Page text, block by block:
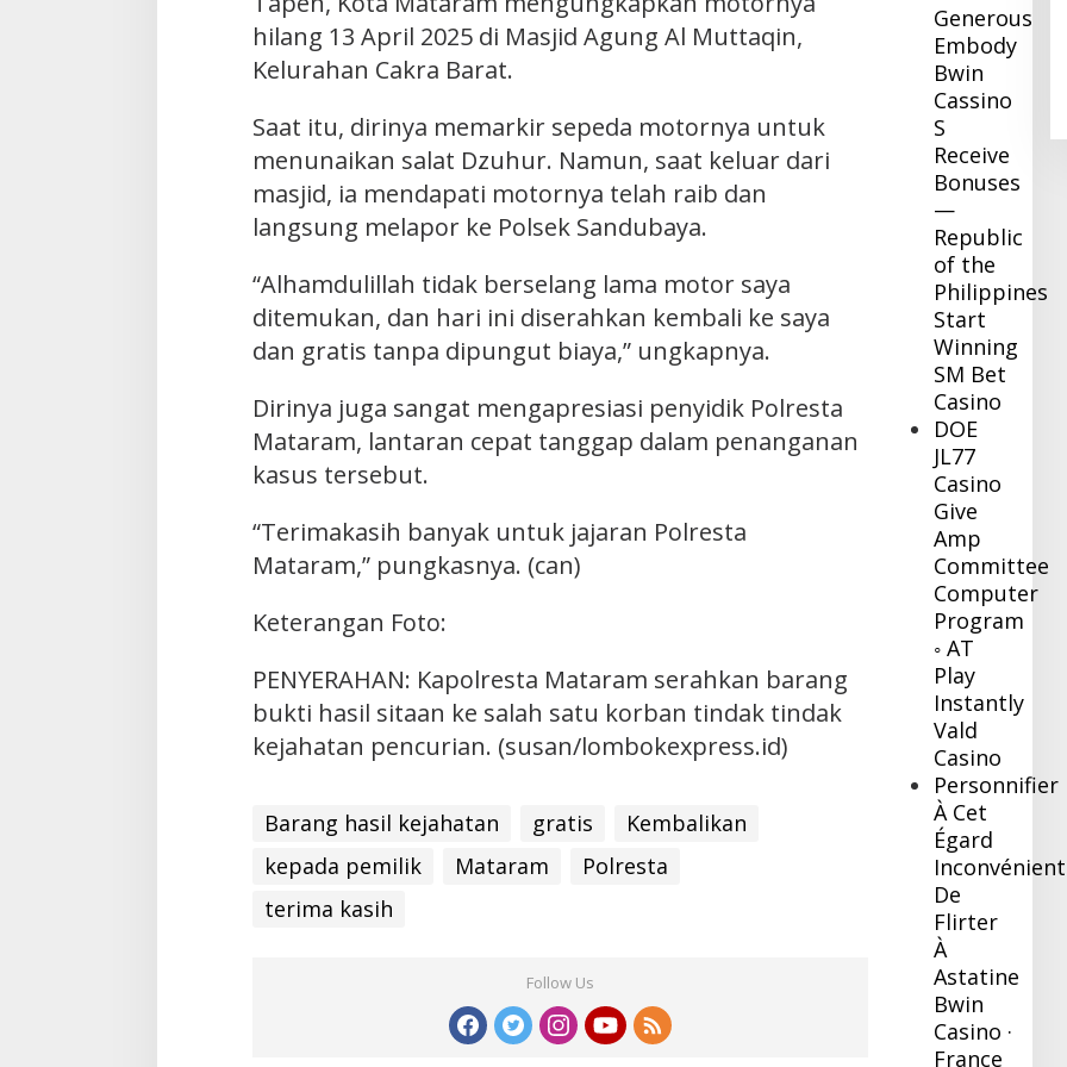
hilang 13 April 2025 di Masjid Agung Al Muttaqin,
Kelurahan Cakra Barat.
Saat itu, dirinya memarkir sepeda motornya untuk
menunaikan salat Dzuhur. Namun, saat keluar dari
masjid, ia mendapati motornya telah raib dan
langsung melapor ke Polsek Sandubaya.
“Alhamdulillah tidak berselang lama motor saya
ditemukan, dan hari ini diserahkan kembali ke saya
dan gratis tanpa dipungut biaya,” ungkapnya.
Dirinya juga sangat mengapresiasi penyidik Polresta
Mataram, lantaran cepat tanggap dalam penanganan
kasus tersebut.
“Terimakasih banyak untuk jajaran Polresta
Mataram,” pungkasnya. (can)
Keterangan Foto:
PENYERAHAN: Kapolresta Mataram serahkan barang
bukti hasil sitaan ke salah satu korban tindak tindak
kejahatan pencurian. (susan/lombokexpress.id)
Barang hasil kejahatan gratis
Kembalikan
kepada pemilik
Mataram
Polresta
terima kasih
Follow Us
Generous
Embody
Bwin
Cassino
S
Receive
Bonuses
—
Republic
of the
Philippines
Start
Winning
SM Bet
Casino
DOE
JL77
Casino
Give
Amp
Committee
Computer
Program
◦ AT
Play
Instantly
Vald
Casino
Personnifier
À Cet
Égard
Inconvénient
De
Flirter
À
Astatine
Bwin
Casino ·
France
Pj Bupati Inhil Sambangi BNPB,
Konsultasi Dana Hibah Rehabilitasi
dan Konstruksi Pascabencana